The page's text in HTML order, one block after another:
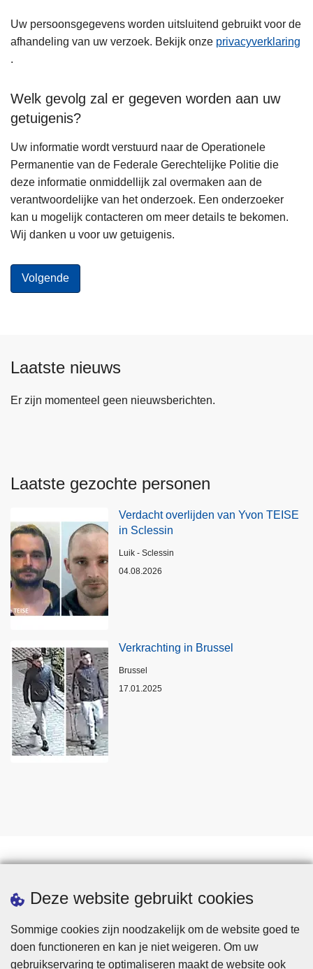
Deze website gebruikt cookies
Sommige cookies zijn noodzakelijk om de website goed te
doen functioneren en kan je niet weigeren. Om uw
gebruikservaring te optimaliseren maakt de website ook
Uw persoonsgegevens worden uitsluitend gebruikt voor de
afhandeling van uw verzoek. Bekijk onze privacyverklaring
.
Welk gevolg zal er gegeven worden aan uw
getuigenis?
Uw informatie wordt verstuurd naar de Operationele
Permanentie van de Federale Gerechtelijke Politie die
deze informatie onmiddellijk zal overmaken aan de
verantwoordelijke van het onderzoek. Een onderzoeker
kan u mogelijk contacteren om meer details te bekomen.
Wij danken u voor uw getuigenis.
Laatste nieuws
Er zijn momenteel geen nieuwsberichten.
Laatste gezochte personen
Verdacht overlijden van Yvon TEISE
in Sclessin
Plaats
Luik - Sclessin
04.08.2026
Verkrachting in Brussel
Plaats
Brussel
17.01.2025